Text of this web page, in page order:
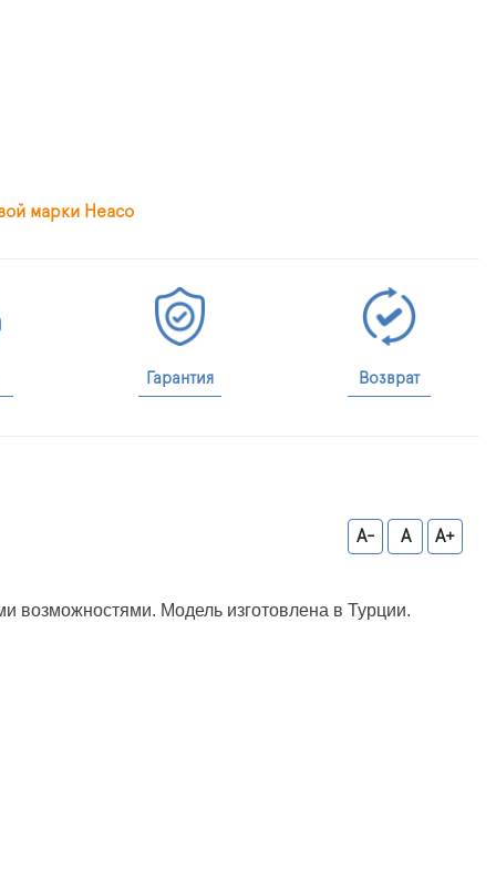
марки Heaco
Гарантия Возврат
A- A A+
возможностями. Модель изготовлена в Турции.